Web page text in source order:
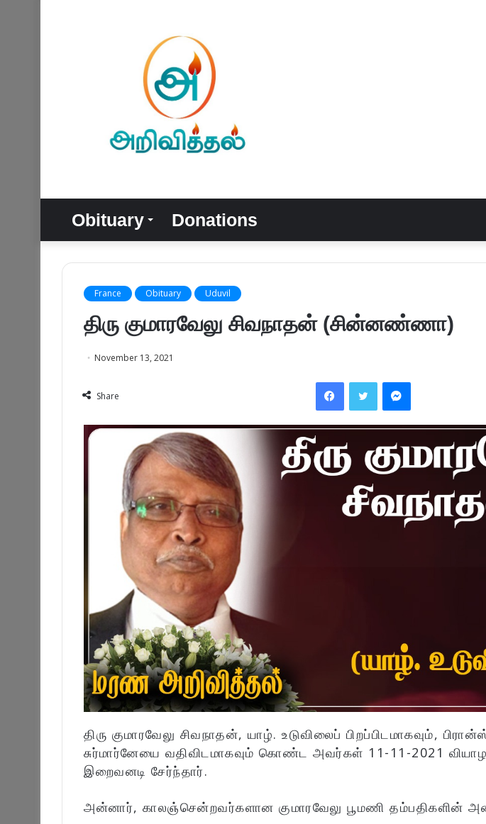
Obituary Donations
France Obituary Uduvil
திரு குமாரவேலு சிவநாதன் (சின்னண்ணா)
November 13, 2021
Share
FacebookTwitter Messenger
திரு குமாரவேலு சிவநாதன், யாழ். உடுவிலைப் பிறப்பிடமாகவும்,
சுர்மார்னேயை வதிவிடமாகவும் கொண்ட அவர்கள் 11-11-2021
இறைவனடி சேர்ந்தார்.
அன்னார், காலஞ்சென்றவர்களான குமாரவேலு பூமணி தம்பதிகளின்